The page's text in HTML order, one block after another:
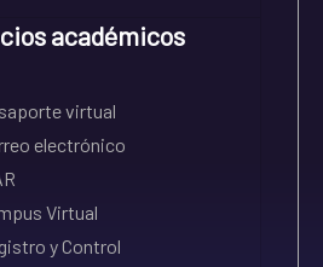
académicos
virtual
electrónico
Virtual
y Control